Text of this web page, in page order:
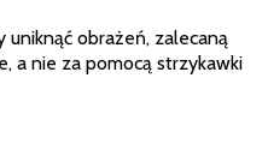
obrażeń, zalecaną
a nie za pomocą strzykawki